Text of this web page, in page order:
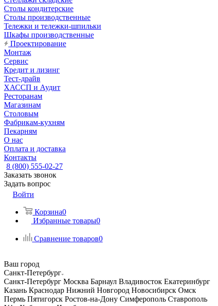
Столы кондитерские
Столы производственные
Тележки и тележки-шпильки
Шкафы производственные
Проектирование
Монтаж
Сервис
Кредит и лизинг
Тест-драйв
ХАССП и Аудит
Ресторанам
Магазинам
Столовым
Фабрикам-кухням
Пекарням
О нас
Оплата и доставка
Контакты
8 (800) 555-02-27
Заказать звонок
Задать вопрос
Войти
Корзина0
Избранные товары0
Сравнение товаров0
Ваш город
Санкт-Петербург
Санкт-Петербург Москва Барнаул Владивосток Екатеринбург
Казань Краснодар Нижний Новгород Новосибирск Омск
Пермь Пятигорск Ростов-на-Дону Симферополь Ставрополь